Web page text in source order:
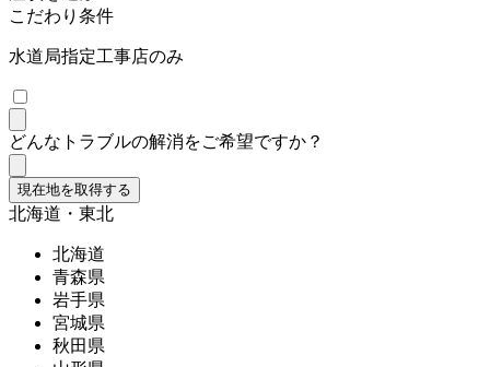
こだわり条件
水道局指定工事店のみ
どんなトラブルの解消をご希望ですか？
現在地を取得する
北海道・東北
北海道
青森県
岩手県
宮城県
秋田県